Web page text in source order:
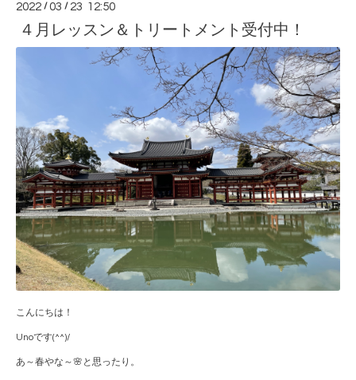
2022 /03 / 23 12:50
４月レッスン＆トリートメント受付中！
こんにちは！
Unoです(^^)/
あ～春やな～🌸と思ったり。